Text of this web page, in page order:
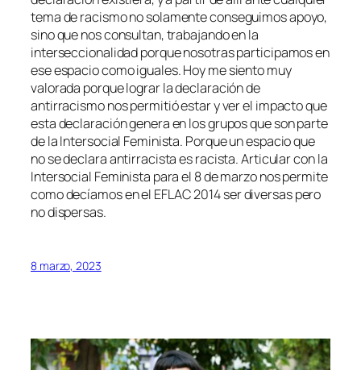
tema de racismo no solamente conseguimos apoyo,
sino que nos consultan, trabajando en la
interseccionalidad porque nosotras participamos en
ese espacio como iguales. Hoy me siento muy
valorada porque lograr la declaración de
antirracismo nos permitió estar y ver el impacto que
esta declaración genera en los grupos que son parte
de la Intersocial Feminista. Porque un espacio que
no se declara antirracista es racista. Articular con la
Intersocial Feminista para el 8 de marzo nos permite
como decíamos en el EFLAC 2014 serdiversas pero
no dispersas.
8 marzo, 2023